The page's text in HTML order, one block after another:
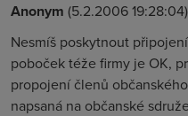
Anonym (5.2.2006 19:28:04)
Nesmíš poskytnout
poboček téže firmy je OK,
propojení členů
napsaná na občanské